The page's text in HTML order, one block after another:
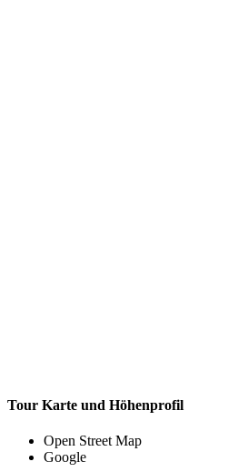
Tour Karte und Höhenprofil
Open Street Map
Google